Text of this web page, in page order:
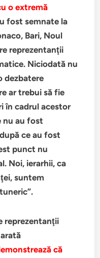
o extremă
fost semnate la
Bari, Noul
reprezentanţii
Niciodată nu
dezbatere
ar trebui să fie
în cadrul acestor
nu au fost
ce au fost
punct nu
Noi, ierarhii, ca
suntem
reprezentanţii
că